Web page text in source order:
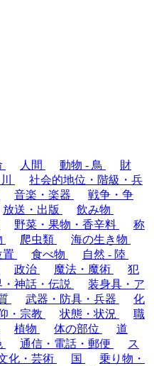
人間 動物 - 鳥
財
社会的地位・階級・兵
音楽・楽器
戦争・争
放送・出版
飲み物
野菜・果物・香辛料
称
爬虫類
海の生き物
置 食べ物
自然 - 陸
政治 魔法・魔術
犯
神話・伝説
装身具・ア
武器・防具・兵器
化
・宗教 状態・状況
職
植物 体の部位
道
通信・電話・郵便
ス
化・芸術 国
乗り物・